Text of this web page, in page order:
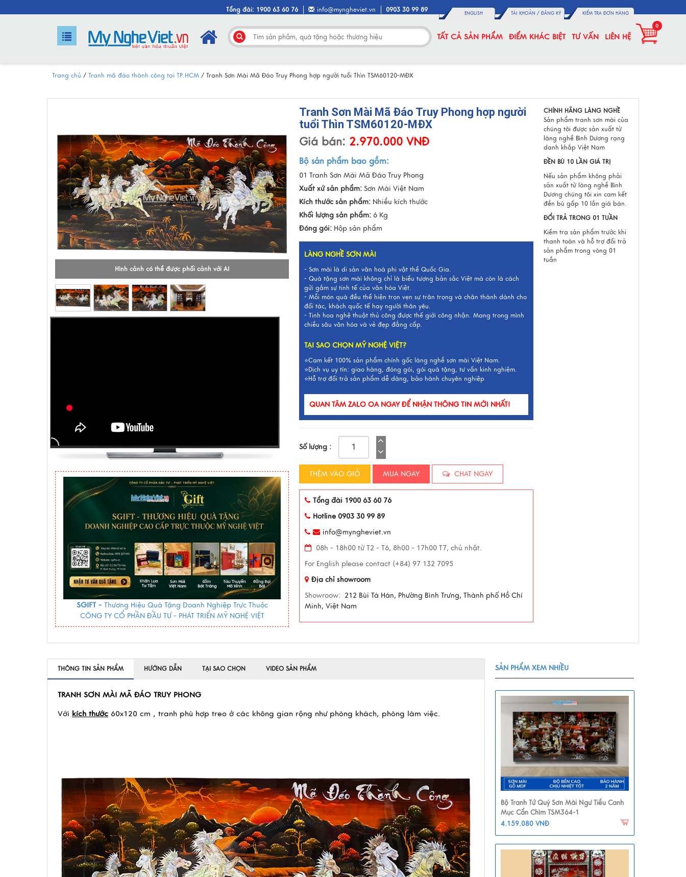
Tổng đài: 1900 63 60 76 info@myngheviet.vn 0903 30 99 89 ENGLISH TÀI KHOẢN / ĐĂNG KÝ KIỂM TRA ĐƠN HÀNG
TẤT CẢ SẢN PHẨM ĐIỂM KHÁC BIỆT TƯ VẤN LIÊN HỆ
0
Trang chủ / Tranh mã đáo thành công tại TP.HCM / Tranh Sơn Mài Mã Đáo Truy Phong hợp người tuổi Thìn TSM60120-MĐX
Hình cảnh có thể được phối cảnh với AI
SGIFT - Thương Hiệu Quà Tặng Doanh Nghiệp Trực Thuộc
CÔNG TY CỔ PHẦN ĐẦU TƯ - PHÁT TRIỂN MỸ NGHỆ VIỆT
Tranh Sơn Mài Mã Đáo Truy Phong hợp người
tuổi Thìn TSM60120-MĐX
Giá bán: 2.970.000 VNĐ
Bộ sản phẩm bao gồm:
01 Tranh Sơn Mài Mã Đáo Truy Phong
Xuất xứ sản phẩm: Sơn Mài Việt Nam
Kích thước sản phẩm: Nhiều kích thước
Khối lượng sản phẩm: 6 Kg
Đóng gói: Hộp sản phẩm
LÀNG NGHỀ SƠN MÀI
- Sơn mài là di sản văn hoá phi vật thể Quốc Gia.
- Quà tặng sơn mài không chỉ là biểu tượng bản sắc Việt mà còn là cách
gửi gắm sự tinh tế của văn hóa Việt.
- Mỗi món quà đều thể hiện trọn vẹn sự trân trọng và chân thành dành cho
đối tác, khách quốc tế hay người thân yêu.
- Tinh hoa nghệ thuật thủ công được thế giới công nhận. Mang trong mình
chiều sâu văn hóa và vẻ đẹp đẳng cấp.
TẠI SAO CHỌN MỸ NGHỆ VIỆT?
⭐Cam kết 100% sản phẩm chính gốc làng nghề sơn mài Việt Nam.
⭐Dịch vụ uy tín: giao hàng, đóng gói, gói quà tặng, tư vấn kinh nghiệm.
⭐Hỗ trợ đổi trả sản phẩm dễ dàng, bảo hành chuyên nghiệp
QUAN TÂM ZALO OA NGAY ĐỂ NHẬN THÔNG TIN MỚI NHẤT!
Số lượng :
THÊM VÀO GIỎ MUA NGAY CHAT NGAY
Tổng đài 1900 63 60 76
Hotline 0903 30 99 89
info@myngheviet.vn
08h - 18h00 từ T2 - T6, 8h00 - 17h00 T7, chủ nhật.
For English please contact (+84) 97 132 7095
Địa chỉ showroom
Showroow: 212 Bùi Tá Hán, Phường Bình Trưng, Thành phố Hồ Chí
Minh, Việt Nam
CHÍNH HÃNG LÀNG NGHỀ
Sản phẩm tranh sơn mài của
chúng tôi được sản xuất từ
làng nghề Bình Dương rạng
danh khắp Việt Nam
ĐỀN BÙ 10 LẦN GIÁ TRỊ
Nếu sản phẩm không phải
sản xuất từ làng nghề Bình
Dương chúng tôi xin cam kết
đền bù gấp 10 lần giá bán.
ĐỔI TRẢ TRONG 01 TUẦN
Kiểm tra sản phẩm trước khi
thanh toán và hỗ trợ đổi trả
sản phẩm trong vòng 01
tuần
THÔNG TIN SẢN PHẨM HƯỚNG DẪN TẠI SAO CHỌN VIDEO SẢN PHẨM
TRANH SƠN MÀI MÃ ĐÁO TRUY PHONG
Với kích thước 60x120 cm , tranh phù hợp treo ở các không gian rộng như phòng khách, phòng làm việc.
SẢN PHẨM XEM NHIỀU
Bộ Tranh Tứ Quý Sơn Mài Ngư Tiều Canh
Mục Cẩn Chìm TSM364-1
4.159.080 VNĐ